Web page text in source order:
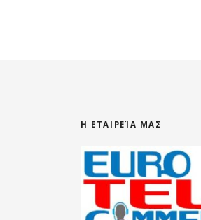
Η ΕΤΑΙΡΕΊΑ ΜΑΣ